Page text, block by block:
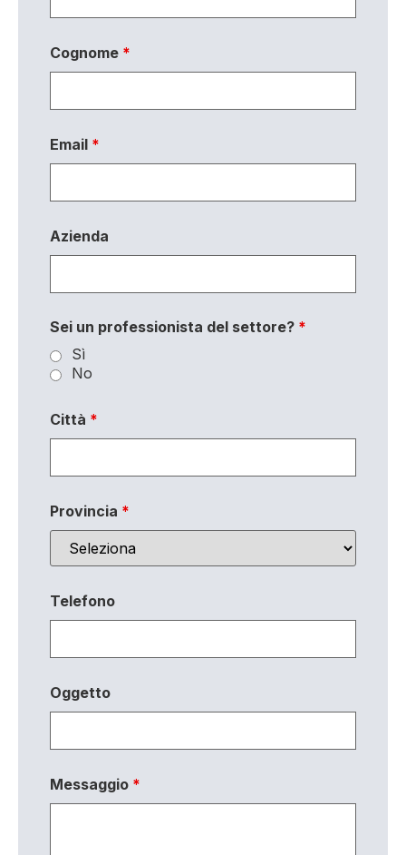
Cognome *
Email *
Azienda
Sei un professionista del settore? *
Sì
No
Città *
Provincia *
Telefono
Oggetto
Messaggio *